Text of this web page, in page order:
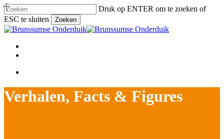
Ga
naar
hoofdinhoud
Druk op ENTER om te zoeken of
ESC te sluiten
Zoeken
Zoeken
Menu
Verhalen, Facts & Figures